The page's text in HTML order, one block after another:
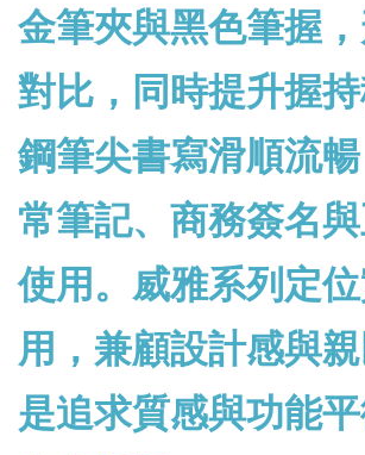
金筆夾與黑色筆握
對比，同時提升握持
鋼筆尖書寫滑順流暢
常筆記、商務簽名
使用。威雅系列定
用，兼顧設計感與親
是追求質感與功能